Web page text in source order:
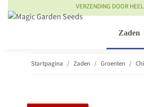
VERZENDING DOOR
Zaden
Startpagina Zaden Groenten